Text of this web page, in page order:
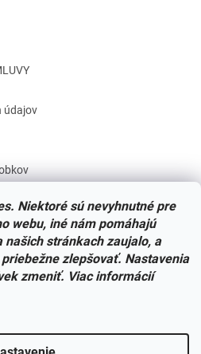
Niektoré sú nevyhnutné pre
webu, iné nám pomáhajú
našich stránkach zaujalo, a
zlepšovať. Nastavenia
zmeniť. Viac informácií
údajov